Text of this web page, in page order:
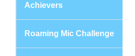
Achievers
Roaming Mic Challenge